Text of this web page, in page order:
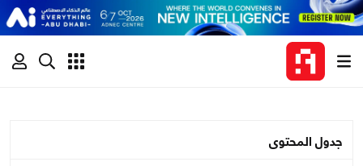
جدول المحتوى